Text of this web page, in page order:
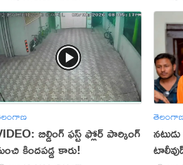
బిల్డింగ్ ఫస్ట్ ఫ్లోర్ పార్కింగ్
కిందపడ్డ కారు!